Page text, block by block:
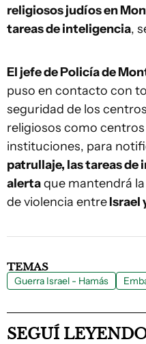
religiosos judíos en
tareas de inteligencia,
El jefe de Policía de
puso en contacto con
seguridad de los
religiosos como
instituciones, para
patrullaje, las tareas de
alertaque mantendrá
de violencia entreIsrael
TEMAS
Guerra Israel - Hamás
SEGUÍ